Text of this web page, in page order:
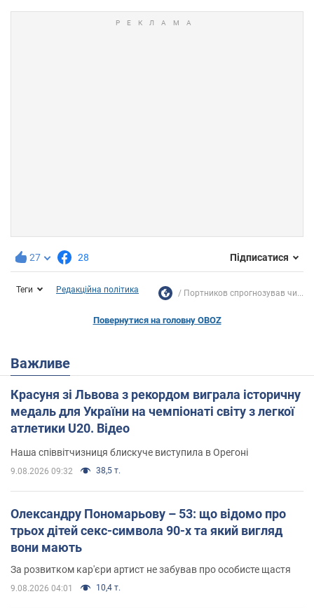
27 28 Підписатися
Теги Редакційна політика Портников спрогнозував чи...
Повернутися на головну OBOZ
Важливе
Красуня зі Львова з рекордом виграла історичну
медаль для України на чемпіонаті світу з легкої
атлетики U20. Відео
Наша співвітчизниця блискуче виступила в Орегоні
9.08.2026 09:32 38,5 т.
Олександру Пономарьову – 53: що відомо про
трьох дітей секс-символа 90-х та який вигляд
вони мають
За розвитком кар'єри артист не забував про особисте щастя
9.08.2026 04:01 10,4 т.